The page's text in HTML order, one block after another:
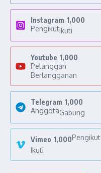
Instagram 1,000
PengikutIkuti
Youtube 1,000
Pelanggan
Berlangganan
Telegram 1,000
AnggotaGabung
Vimeo 1,000Pengikut
Ikuti